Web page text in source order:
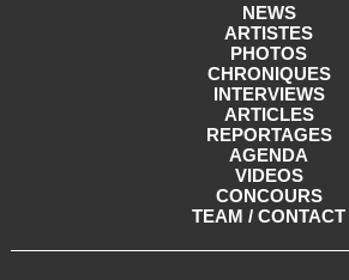
NEWS
ARTISTES
PHOTOS
CHRONIQUES
INTERVIEWS
ARTICLES
REPORTAGES
AGENDA
VIDEOS
CONCOURS
TEAM / CONTACT